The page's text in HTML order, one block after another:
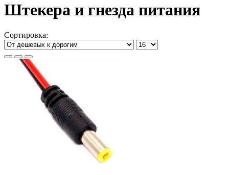
Штекера и гнезда питания
Сортировка: